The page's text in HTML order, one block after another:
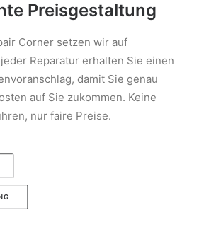
Preisgestaltung
Corner setzen wir auf
Reparatur erhalten Sie einen
damit Sie genau
auf Sie zukommen. Keine
nur faire Preise.